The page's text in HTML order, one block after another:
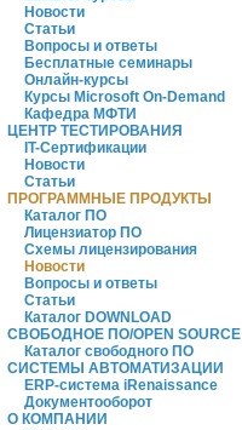
Новости
Статьи
Вопросы и ответы
Бесплатные семинары
Онлайн-курсы
Курсы Microsoft On-Demand
Кафедра МФТИ
ЦЕНТР ТЕСТИРОВАНИЯ
IT-Сертификации
Новости
Статьи
ПРОГРАММНЫЕ ПРОДУКТЫ
Каталог ПО
Лицензиатор ПО
Схемы лицензирования
Новости
Вопросы и ответы
Статьи
Каталог DOWNLOAD
СВОБОДНОЕ ПО/OPEN SOURCE
Каталог свободного ПО
СИСТЕМЫ АВТОМАТИЗАЦИИ
ERP-система iRenaissance
Документооборот
О КОМПАНИИ